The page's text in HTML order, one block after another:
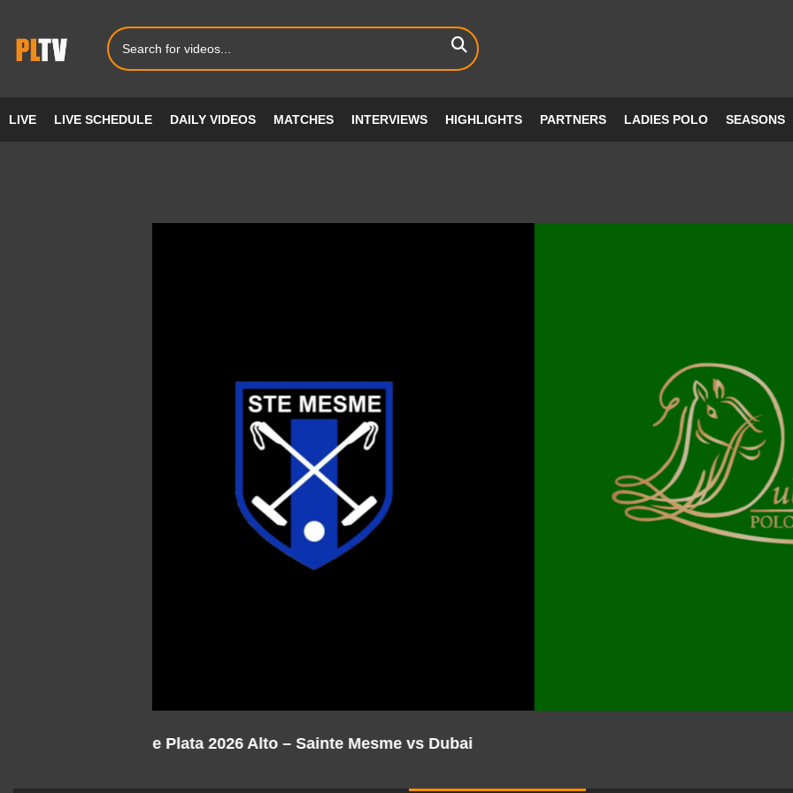
LIVE LIVE SCHEDULE DAILY VIDEOS MATCHES INTERVIEWS HIGHLIGHTS PARTNERS LADIES POLO SEASONS
Copa de Plata 2026 Alto – Amanara vs Brunei